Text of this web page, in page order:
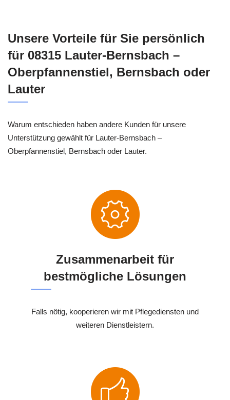
Unsere Vorteile für Sie persönlich
für 08315 Lauter-Bernsbach –
Oberpfannenstiel, Bernsbach oder
Lauter
Warum entschieden haben andere Kunden für unsere
Unterstützung gewählt für Lauter-Bernsbach –
Oberpfannenstiel, Bernsbach oder Lauter.
Zusammenarbeit für
bestmögliche Lösungen
Falls nötig, kooperieren wir mit Pflegediensten und
weiteren Dienstleistern.